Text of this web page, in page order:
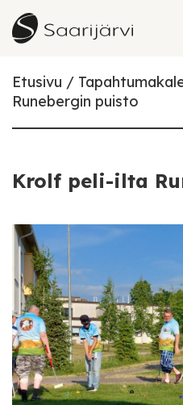
Skip to content
Etusivu
Runebergin puisto
Krolf peli-ilta